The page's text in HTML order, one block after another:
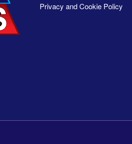
Privacy and Cookie Policy